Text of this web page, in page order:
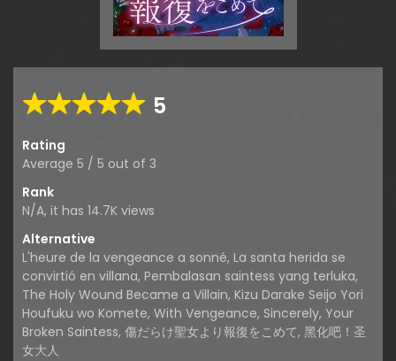
5
Rating
Average 5 / 5 out of 3
Rank
N/A, it has 14.7K views
Alternative
L'heure de la vengeance a sonné, La santa herida se
convirtió en villana, Pembalasan saintess yang terluka,
The Holy Wound Became a Villain, Kizu Darake Seijo Yori
Houfuku wo Komete, With Vengeance, Sincerely, Your
Broken Saintess, 傷だらけ聖女より報復をこめて, 黑化吧！圣
女大人